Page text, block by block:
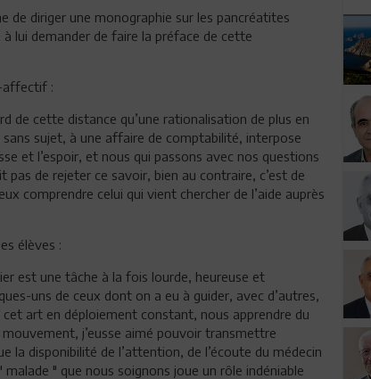
de diriger une monographie sur les pancréatites
à lui demander de faire la préface de cette
affectif :
de cette distance qu’une rationalisation de plus en
sujet, à une affaire de comptabilité, interpose
et l’espoir, et nous qui passons avec nos questions
de rejeter ce savoir, bien au contraire, c’est de
comprendre celui qui vient chercher de l’aide auprès
élèves :
est une tâche à la fois lourde, heureuse et
uns de ceux dont on a eu à guider, avec d’autres,
art en déploiement constant, nous apprendre du
j’eusse aimé pouvoir transmettre
la disponibilité de l’attention, de l’écoute du médecin
" que nous soignons joue un rôle indéniable